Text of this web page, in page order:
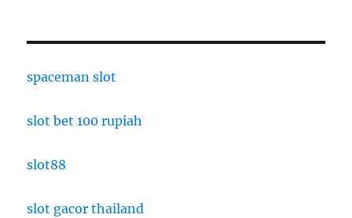
spaceman slot
slot bet 100 rupiah
slot88
slot gacor thailand